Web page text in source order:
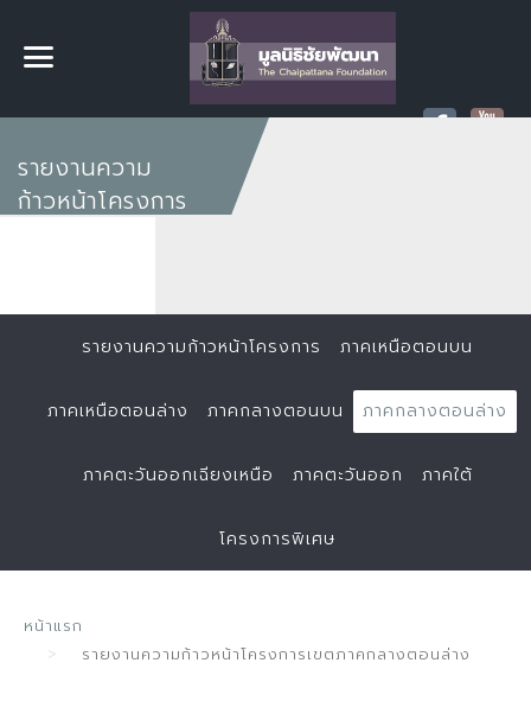
รายงานความ
ก้าวหน้าโครงการ
รายงานความก้าวหน้าโครงการ ภาคเหนือตอนบน
ภาคเหนือตอนล่าง ภาคกลางตอนบน ภาคกลางตอนล่าง
ภาคตะวันออกเฉียงเหนือ ภาคตะวันออก ภาคใต้
โครงการพิเศษ
หน้าแรก
รายงานความก้าวหน้าโครงการเขตภาคกลางตอนล่าง